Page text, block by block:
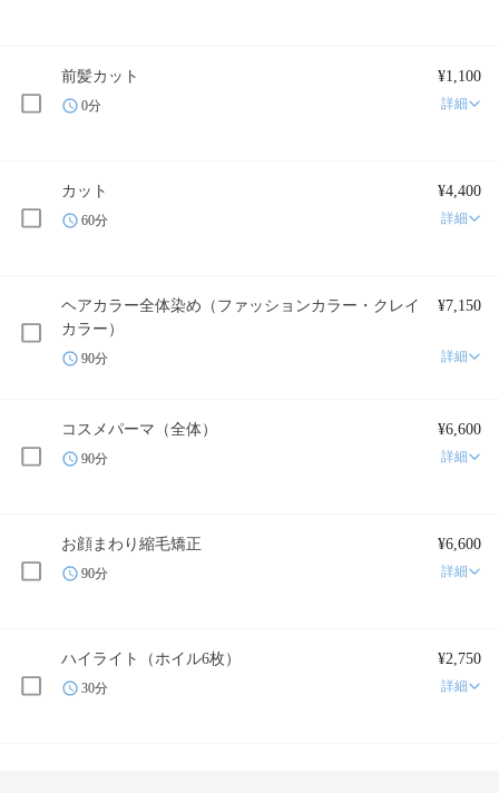
前髪カット ¥1,100
0分 詳細
カット ¥4,400
60分 詳細
ヘアカラー全体染め（ファッションカラー・クレイ
カラー）
¥7,150
90分 詳細
コスメパーマ（全体） ¥6,600
90分 詳細
お顔まわり縮毛矯正 ¥6,600
90分 詳細
ハイライト（ホイル6枚） ¥2,750
30分 詳細